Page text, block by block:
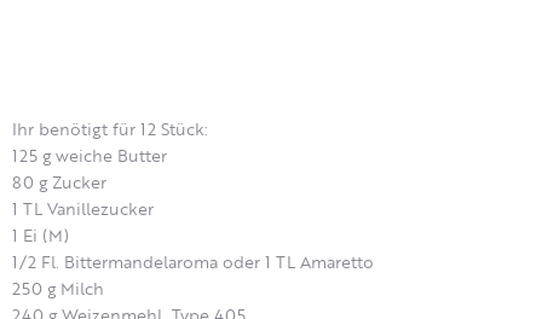
Ihr benötigt für 12 Stück:
125 g weiche Butter
80 g Zucker
1 TL Vanillezucker
1 Ei (M)
1/2 Fl. Bittermandelaroma oder 1 TL Amaretto
250 g Milch